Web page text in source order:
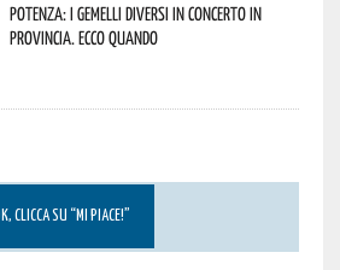
Potenza: i Gemelli DiVersi in concerto in
provincia. Ecco quando
CLICCA SU “MI PIACE!”